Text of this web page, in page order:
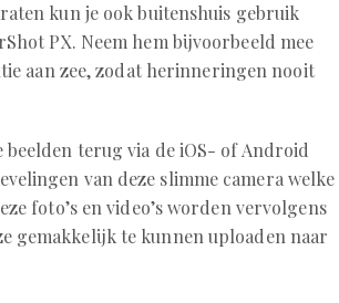
kun je ook buitenshuis gebruik
PX. Neem hem bijvoorbeeld mee
aan zee, zodat herinneringen nooit
terug via de iOS- of Android
van deze slimme camera welke
foto’s en video’s worden vervolgens
gemakkelijk te kunnen uploaden naar